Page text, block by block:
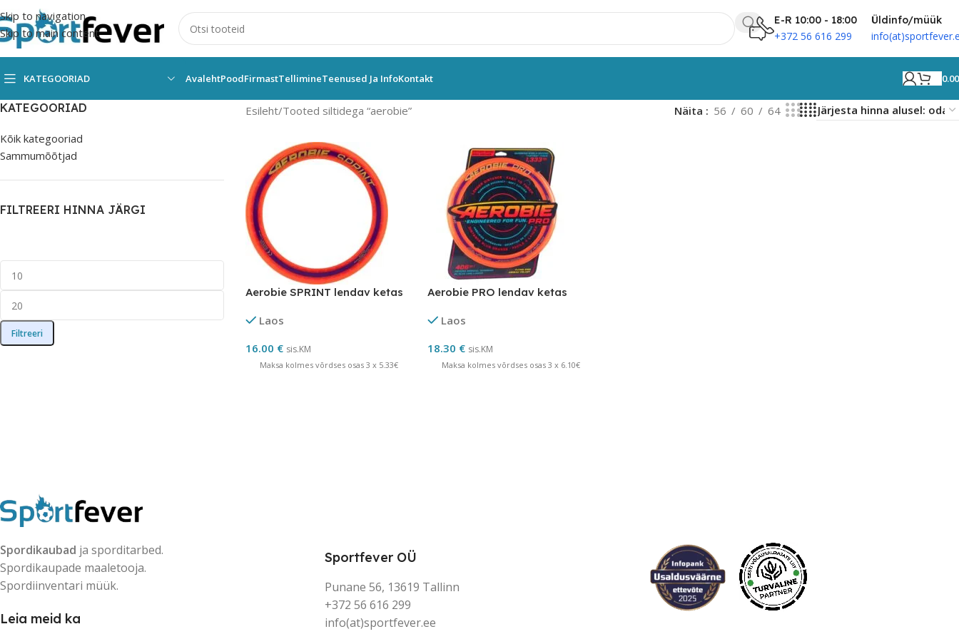
Skip to navigation
Skip to main content
E-R 10:00 - 18:00
+372 56 616 299
Üldinfo/müük
KATEGOORIAD AvalehtPoodFirmastTellimineTeenused Ja InfoKontakt
KATEGOORIAD
Kõik kategooriad
Sammumõõtjad
FILTREERI HINNA JÄRGI
Filtreeri
Esileht Tooted siltidega “aerobie” Näita 56 60 64
Aerobie SPRINT lendav ketas
Laos
16.00 € sis.KM
Maksa kolmes võrdses osas 3 x 5.33€
Aerobie PRO lendav ketas
Laos
18.30 € sis.KM
Maksa kolmes võrdses osas 3 x 6.10€
Spordikaubad ja sporditarbed.
Spordikaupade maaletooja.
Spordiinventari müük.
Leia meid ka
Sportfever OÜ
Punane 56, 13619 Tallinn
+372 56 616 299
info(at)sportfever.ee